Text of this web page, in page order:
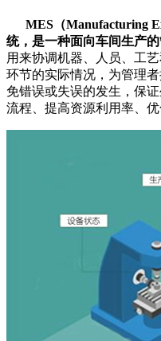
MES（Manufacturing
统，是一种面向车间生产的
用来协调机器、人员、工
环节的实际情况，为管理
免错误或失误的发生，保
流程、提高资源利用率、优